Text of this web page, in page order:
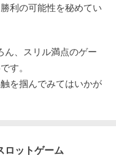
利の可能性を秘めてい
ん、スリル満点のゲー
す。
を掴んでみてはいかが
ットゲーム